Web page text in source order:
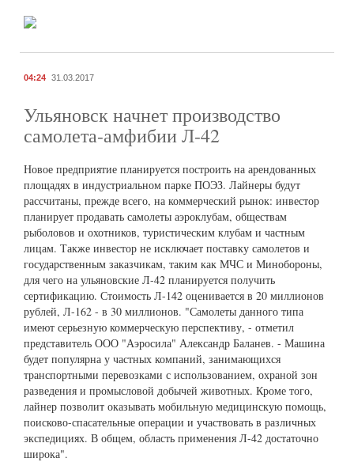
04:24 31.03.2017
Ульяновск начнет производство
самолета-амфибии Л-42
Новое предприятие планируется построить на арендованных
площадях в индустриальном парке ПОЭЗ. Лайнеры будут
рассчитаны, прежде всего, на коммерческий рынок: инвестор
планирует продавать самолеты аэроклубам, обществам
рыболовов и охотников, туристическим клубам и частным
лицам. Также инвестор не исключает поставку самолетов и
государственным заказчикам, таким как МЧС и Минобороны,
для чего на ульяновские Л-42 планируется получить
сертификацию. Стоимость Л-142 оценивается в 20 миллионов
рублей, Л-162 - в 30 миллионов. "Самолеты данного типа
имеют серьезную коммерческую перспективу, - отметил
представитель ООО "Аэросила" Александр Баланев. - Машина
будет популярна у частных компаний, занимающихся
транспортными перевозками с использованием, охраной зон
разведения и промысловой добычей животных. Кроме того,
лайнер позволит оказывать мобильную медицинскую помощь,
поисково-спасательные операции и участвовать в различных
экспедициях. В общем, область применения Л-42 достаточно
широка".